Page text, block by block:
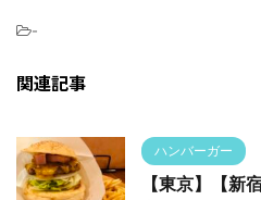
-
関連記事
ハンバーガー
【東京】【新